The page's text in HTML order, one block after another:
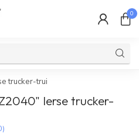
0
trucker-trui
Ierse trucker-